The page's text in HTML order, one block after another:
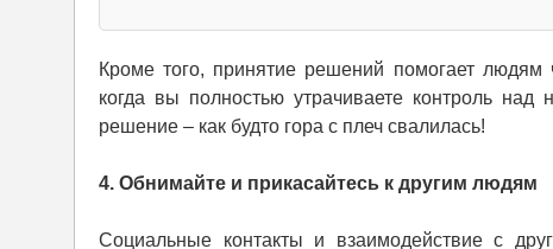
Кроме того, принятие решений помогает людям
когда вы полностью утрачиваете контроль
решение – как будто гора с плеч свалилась!
4. Обнимайте и прикасайтесь к другим людям
Социальные контакты и взаимодействие с